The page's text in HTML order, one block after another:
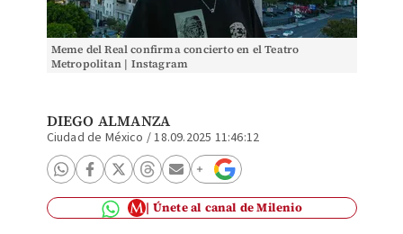
Meme del Real confirma concierto en el Teatro
Metropolitan | Instagram
DIEGO ALMANZA
Ciudad de México /18.09.2025 11:46:12
Únete al canal de Milenio